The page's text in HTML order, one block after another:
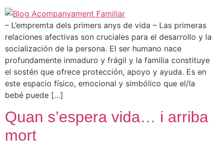
– L’empremta dels primers anys de vida – Las primeras
relaciones afectivas son cruciales para el desarrollo y la
socialización de la persona. El ser humano nace
profundamente inmaduro y frágil y la familia constituye
el sostén que ofrece protección, apoyo y ayuda. Es en
este espacio físico, emocional y simbólico que el/la
bebé puede […]
Quan s’espera vida… i arriba
mort